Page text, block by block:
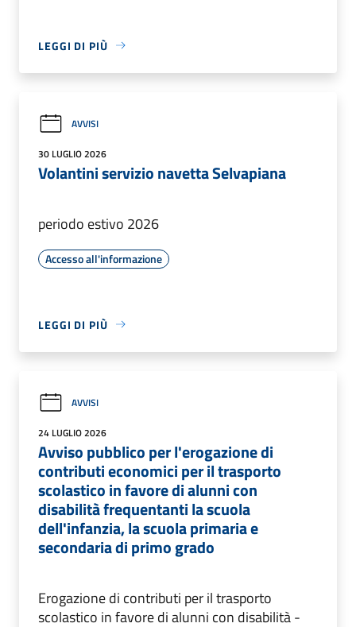
LEGGI DI PIÙ
AVVISI
30 LUGLIO 2026
Volantini servizio navetta Selvapiana
periodo estivo 2026
Accesso all'informazione
LEGGI DI PIÙ
AVVISI
24 LUGLIO 2026
Avviso pubblico per l'erogazione di
contributi economici per il trasporto
scolastico in favore di alunni con
disabilità frequentanti la scuola
dell'infanzia, la scuola primaria e
secondaria di primo grado
Erogazione di contributi per il trasporto
scolastico in favore di alunni con disabilità -